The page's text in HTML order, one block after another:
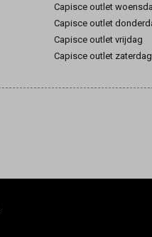
Capisce outlet
Capisce outlet
Capisce outlet vrijdag
Capisce outlet zaterdag